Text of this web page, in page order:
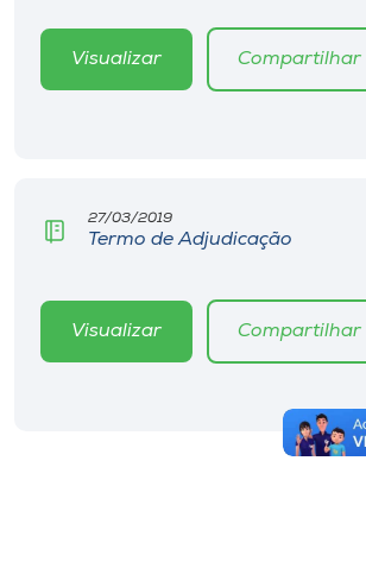
Visualizar Compartilhar
27/03/2019
Termo de Adjudicação
Visualizar Compartilhar